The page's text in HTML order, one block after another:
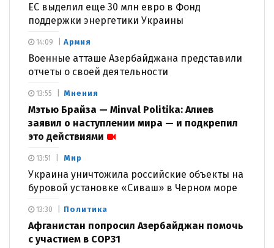
ЕС выделил еще 30 млн евро в Фонд
поддержки энергетики Украины
Армия
Военные атташе Азербайджана представили
отчеты о своей деятельности
14:09
Мнения
Мэтью Брайза — Minval Politika: Алиев
заявил о наступлении мира — и подкрепил
это действиями
13:55
Мир
Украина уничтожила российские объекты на
буровой установке «Сиваш» в Черном море
13:51
Политика
Афганистан попросил Азербайджан помочь
с участием в COP31
13:30